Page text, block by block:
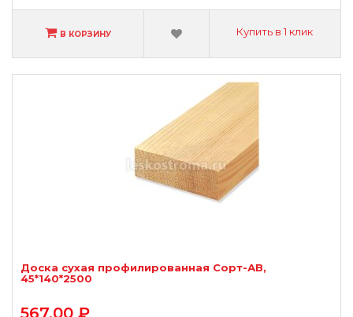
В КОРЗИНУ Купить в 1 клик
Доска сухая профилированная Сорт-АВ,
45*140*2500
567.00 ₽